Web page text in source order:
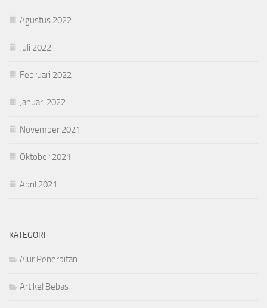
Agustus 2022
Juli 2022
Februari 2022
Januari 2022
November 2021
Oktober 2021
April 2021
KATEGORI
Alur Penerbitan
Artikel Bebas